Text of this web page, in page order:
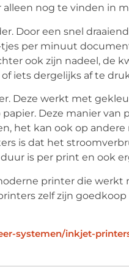
nog te vinden in
Door een snel
per minuut
ook zijn nadeel, de
iets dergelijks af te
Deze werkt met
Deze manier van
het kan ook op
is dat het
is per print en ook
printer die
zelf zijn
systemen/inkjet-